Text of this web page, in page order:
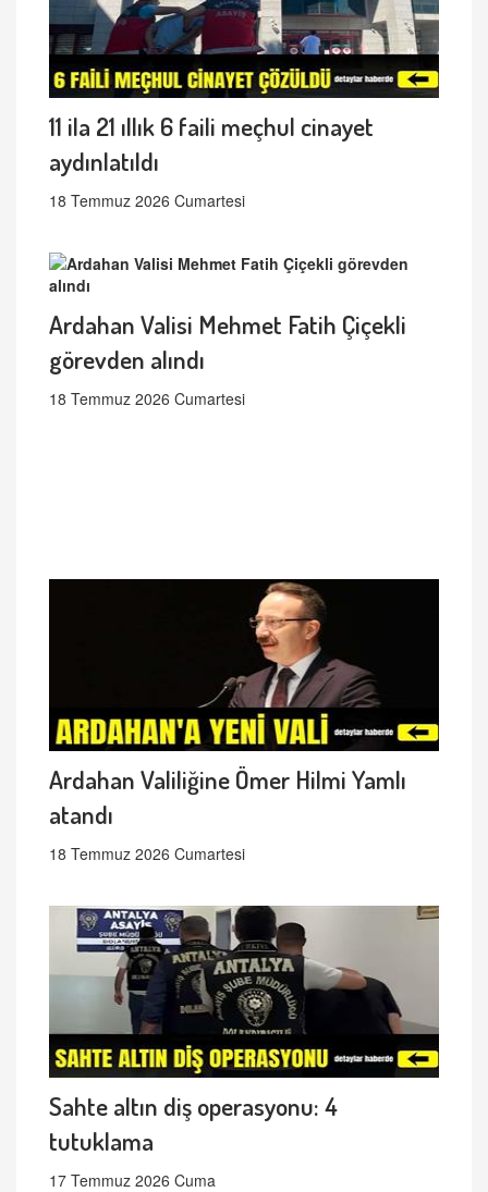
11 ila 21 ıllık 6 faili meçhul cinayet
aydınlatıldı
18 Temmuz 2026 Cumartesi
Ardahan Valisi Mehmet Fatih Çiçekli
görevden alındı
18 Temmuz 2026 Cumartesi
Ardahan Valiliğine Ömer Hilmi Yamlı
atandı
18 Temmuz 2026 Cumartesi
Sahte altın diş operasyonu: 4
tutuklama
17 Temmuz 2026 Cuma